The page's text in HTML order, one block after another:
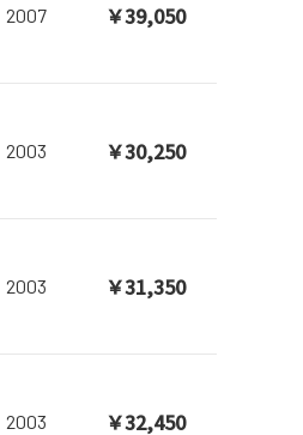
2007 ￥39,050
2003 ￥30,250
2003 ￥31,350
2003 ￥32,450